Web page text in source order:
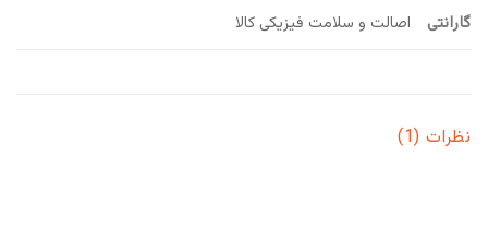
گارانتی اصالت و سلامت فیزیکی کالا
نظرات (1)